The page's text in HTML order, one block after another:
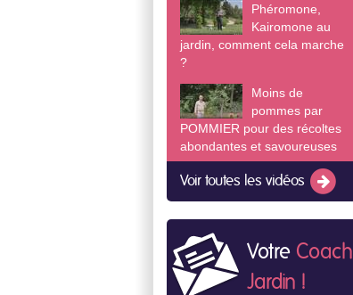
Phéromone,
Kairomone au
jardin, comment cela marche
?
Moins de
pommes par
POMMIER pour des récoltes
abondantes et savoureuses
Voir toutes les vidéos
Votre Coach
Jardin !